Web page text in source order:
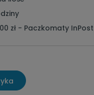
zł - Paczkomaty InPost